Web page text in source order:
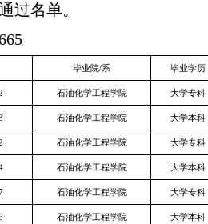
过名单。
毕业院/系 毕业学历
石油化学工程学院 大学专科
石油化学工程学院 大学本科
石油化学工程学院 大学专科
石油化学工程学院 大学本科
石油化学工程学院 大学专科
石油化学工程学院 大学本科